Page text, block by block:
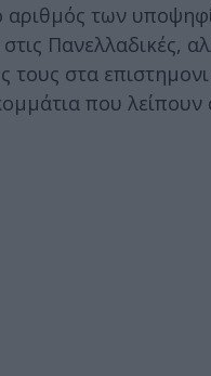
αριθμός των
Πανελλαδικές,
τους στα
που